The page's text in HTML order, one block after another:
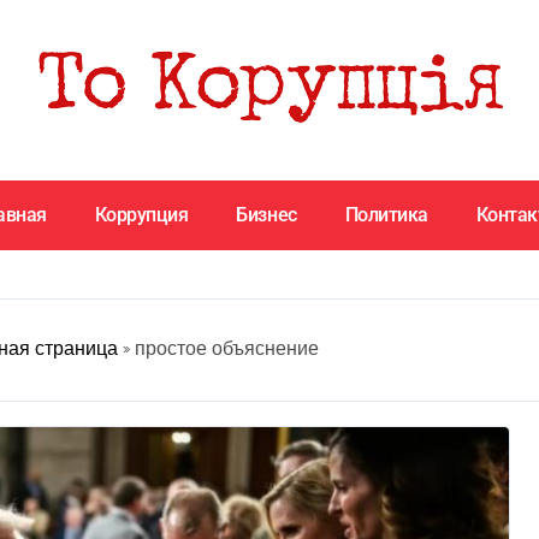
Коррупция Бизнес Политика
страница» простое объяснение